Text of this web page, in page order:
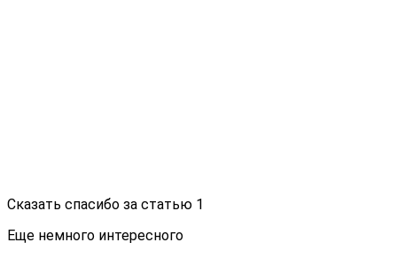
Сказать спасибо за статью 1
Еще немного интересного